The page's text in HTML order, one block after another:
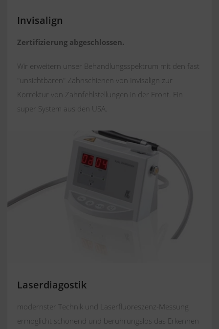
Invisalign
Zertifizierung abgeschlossen.
Wir erweitern unser Behandlungsspektrum mit den fast
"unsichtbaren" Zahnschienen von Invisalign zur
Korrektur von Zahnfehlstellungen in der Front. Ein
super System aus den USA.
Laserdiagostik
modernster Technik und Laserfluoreszenz-Messung
ermöglicht schonend und berührungslos das Erkennen